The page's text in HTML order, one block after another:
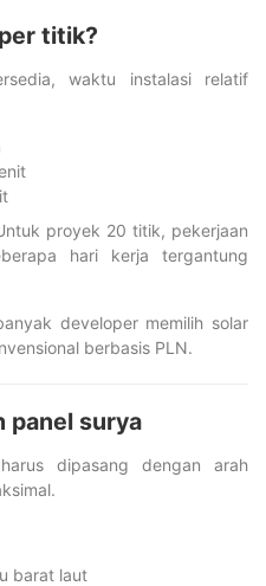
titik?
waktu instalasi relatif
proyek 20 titik, pekerjaan
hari kerja tergantung
developer memilih solar
berbasis PLN.
panel surya
dipasang dengan arah
barat laut